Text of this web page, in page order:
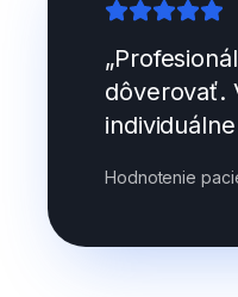
dôverovať.
Hodnotenie